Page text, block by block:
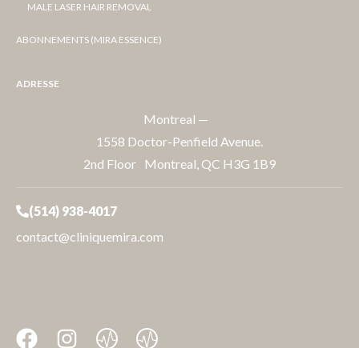
MALE LASER HAIR REMOVAL
ABONNEMENTS (MIRA ESSENCE)
ADRESSE
Montreal —
1558 Doctor-Penfield Avenue.
2nd Floor Montreal, QC H3G 1B9
(514) 938-4017
contact@cliniquemira.com